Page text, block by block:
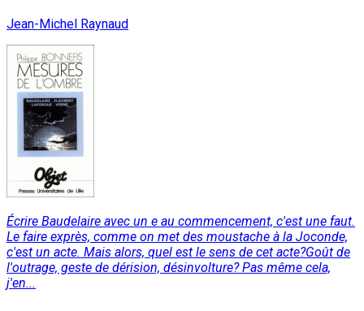
Jean-Michel Raynaud
Écrire Baudelaire avec un e au commencement, c'est une faut.
Le faire exprès, comme on met des moustache à la Joconde,
c'est un acte. Mais alors, quel est le sens de cet acte?Goût de
l'outrage, geste de dérision, désinvolture? Pas même cela,
j'en...